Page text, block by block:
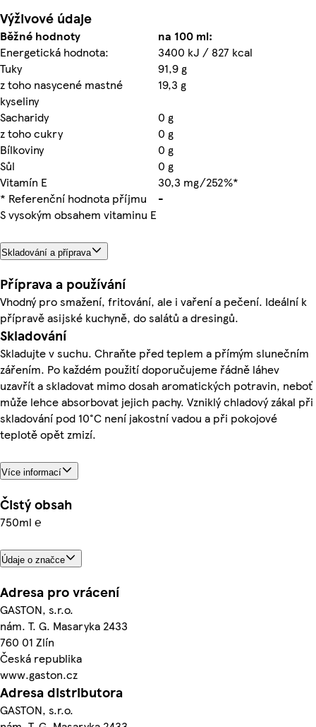
Výživové údaje
Běžné hodnoty
na 100 ml:
Energetická hodnota:
3400 kJ / 827 kcal
Tuky
91,9 g
z toho nasycené mastné
kyseliny
19,3 g
Sacharidy
0 g
z toho cukry
0 g
Bílkoviny
0 g
Sůl
0 g
Vitamín E
30,3 mg/252%*
* Referenční hodnota příjmu
-
S vysokým obsahem vitaminu E
Skladování a příprava
Příprava a používání
Vhodný pro smažení, fritování, ale i vaření a pečení. Ideální k
přípravě asijské kuchyně, do salátů a dresingů.
Skladování
Skladujte v suchu. Chraňte před teplem a přímým slunečním
zářením. Po každém použití doporučujeme řádně láhev
uzavřít a skladovat mimo dosah aromatických potravin, neboť
může lehce absorbovat jejich pachy. Vzniklý chladový zákal při
skladování pod 10°C není jakostní vadou a při pokojové
teplotě opět zmizí.
Více informací
Čistý obsah
750ml ℮
Údaje o značce
Adresa pro vrácení
GASTON, s.r.o.
nám. T. G. Masaryka 2433
760 01 Zlín
Česká republika
www.gaston.cz
Adresa distributora
GASTON, s.r.o.